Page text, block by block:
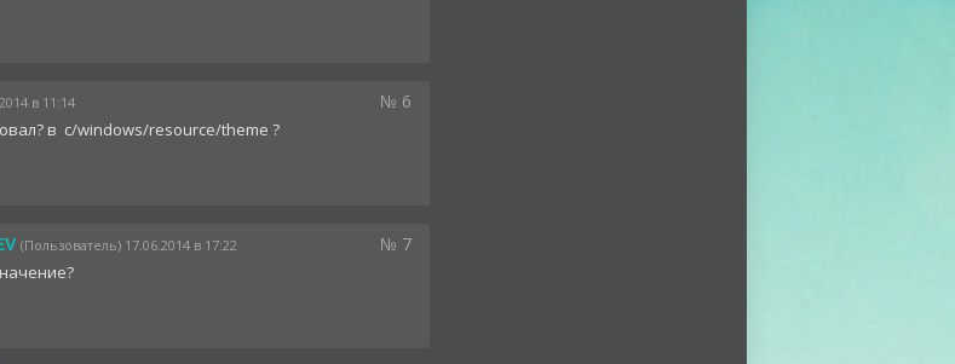
в 11:14 № 6
в c/windows/resource/theme ?
(Пользователь) 17.06.2014 в 17:22 № 7